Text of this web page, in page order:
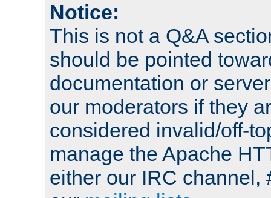
Notice:
This is not a Q&A
should be pointed
documentation or
our moderators if they
considered invalid/off-
manage the Apache
either our IRC channel,